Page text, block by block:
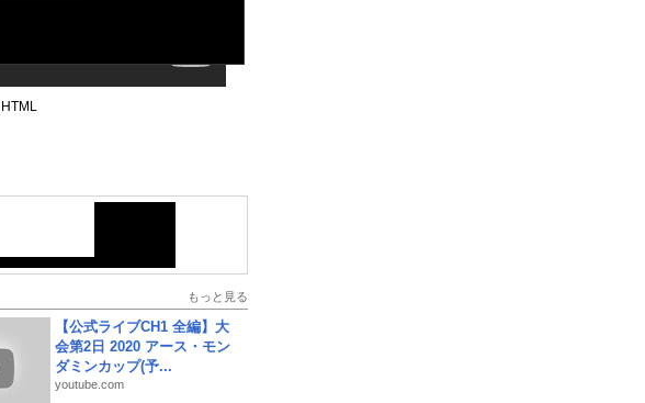
HTML
もっと見る
【公式ライブCH1 全編】大
会第2日 2020 アース・モン
ダミンカップ(予...
youtube.com